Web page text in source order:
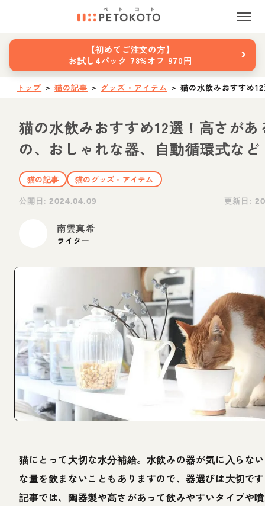
【初めてご注文の方】
お試し4パック 78%オフ 970円
›
トップ ＞ 猫の記事 ＞ グッズ・アイテム ＞ 猫の水飲みおすすめ
猫の水飲みおすすめ12選！高さがあ
の、おしゃれな器、自動循環式など
猫の記事
猫のグッズ・アイテム
公開日:2024.04.09 更新日:
南雲真希
ライター
猫にとって大切な水分補給。水飲みの器が気に入らな
な量を飲まないこともありますので、器選びは大切で
記事では、陶器製や高さがあって飲みやすいタイプや